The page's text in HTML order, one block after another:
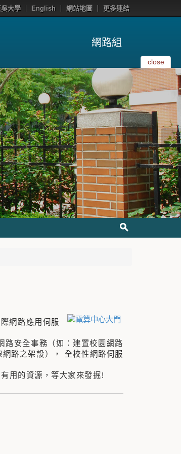
吳大學 English 網站地圖 更多連結
網路組
close
網路應用伺服
路安全事務（如：建置校園網路
路之架設）， 全校性網路伺服
用的資源，等大家來發掘!